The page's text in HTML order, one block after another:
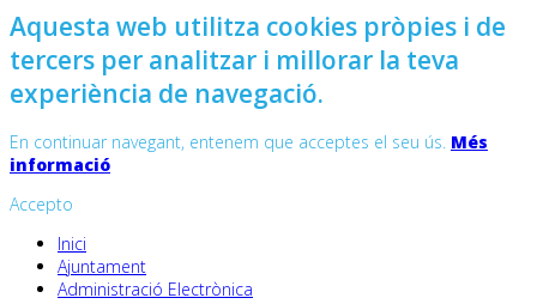
Aquesta web utilitza cookies pròpies i de
tercers per analitzar i millorar la teva
experiència de navegació.
En continuar navegant, entenem que acceptes el seu ús. Més
informació
Accepto
Inici
Ajuntament
Administració Electrònica